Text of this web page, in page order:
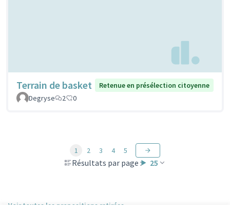
Terrain de basket
Retenue en présélection citoyenne
Degryse
2 0
Résultats par page : 25
1 2 3 4 5
Voir toutes les propositions retirées